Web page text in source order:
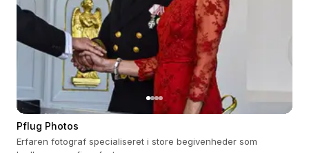
Pflug Photos
Erfaren fotograf specialiseret i store begivenheder som